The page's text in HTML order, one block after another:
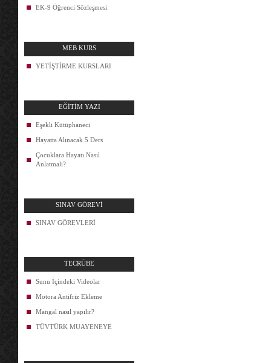
EK-9 Öğrenci Sözleşmesi
MEB KURS
YETİŞTİRME KURSLARI
EĞİTİM YAZI
Eşekli Kütüphaneci
Hayatta Alınacak 5 Ders
Çocuklara Hayatı Nasıl
Anlatmalı?
SINAV GÖREVİ
SINAV GÖREVLERİ
TECRÜBE
Sunu İçindeki Videolar
Motora Antifriz Ekleme
Mangal nasıl yapılır?
TÜVTÜRK MUAYENEYE